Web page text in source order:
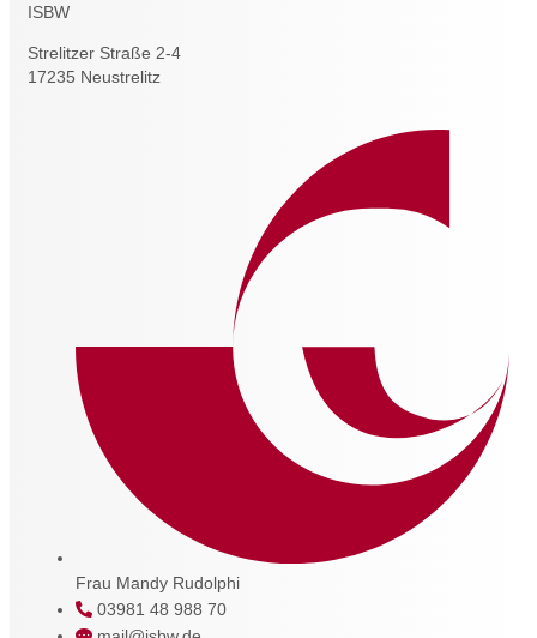
ISBW
Strelitzer Straße 2-4
17235 Neustrelitz
Frau Mandy Rudolphi
03981 48 988 70